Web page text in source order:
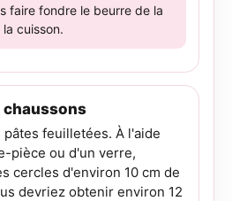
faire fondre le beurre de la
cuisson.
chaussons
feuilletées. À l'aide
pièce ou d'un verre,
cercles d'environ 10 cm de
devriez obtenir environ 12